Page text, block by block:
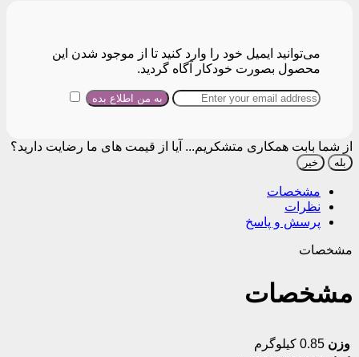
می‌توانید ایمیل خود را وارد کنید تا از موجود شدن این
محصول بصورت خودکار آگاه گردید.
از شما بابت همکاری متشکریم... آیا از قیمت های ما رضایت دارید؟
بله خیر
مشخصات
نظرات
پرسش و پاسخ
مشخصات
مشخصات
وزن 0.85 کیلوگرم